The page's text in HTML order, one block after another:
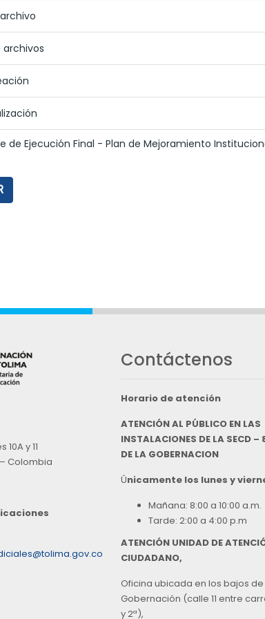
archivos
de Ejecución Final - Plan de Mejoramiento
y 11
Colombia
Contáctenos
Horario de atención
ATENCIÓN AL PÚBLICO EN LAS
INSTALACIONES DE LA SECD –
DE LA GOBERNACION
Únicamente los lunes y
Mañana: 8:00 a 10:00 a.m.
Tarde: 2:00 a 4:00 p.m
ATENCIÓN UNIDAD DE
CIUDADANO,
Oficina ubicada en los bajos de
Gobernación (calle 11 entre
y 2ª),